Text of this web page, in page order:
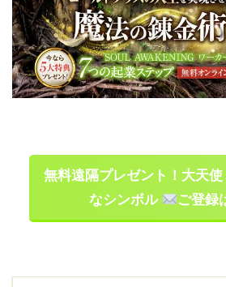
無料遠隔プレゼント！大天
なシンボル
ご登録